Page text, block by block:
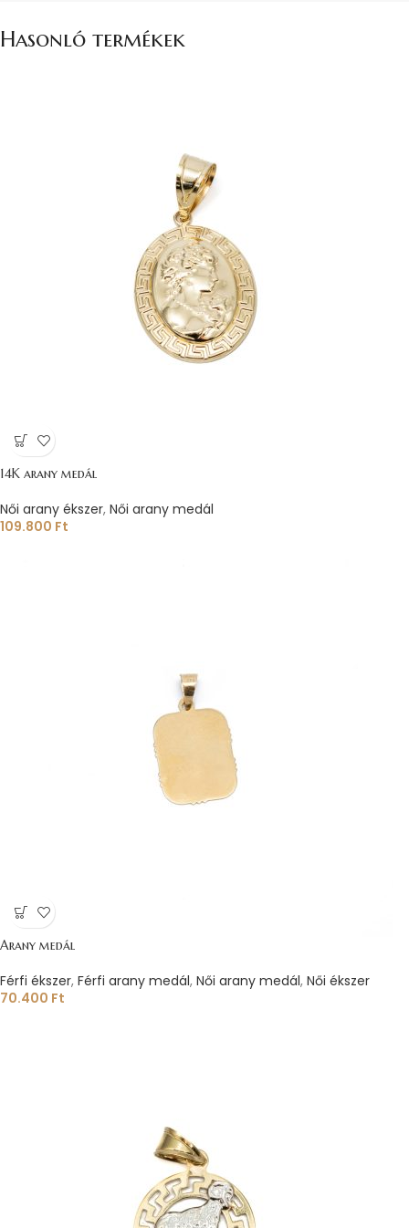
Hasonló termékek
14K arany medál
Női arany ékszer, Női arany medál
109.800 Ft
Arany medál
Férfi ékszer, Férfi arany medál, Női arany medál, Női ékszer
70.400 Ft